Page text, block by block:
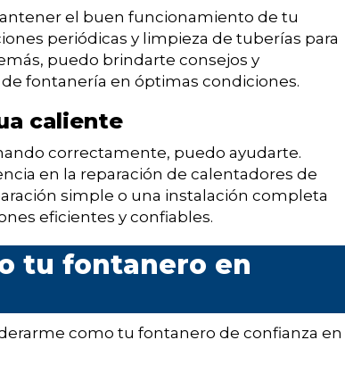
el buen funcionamiento de tu
periódicas y limpieza de tuberías para
puedo brindarte consejos y
fontanería en óptimas condiciones.
caliente
correctamente, puedo ayudarte.
en la reparación de calentadores de
simple o una instalación completa
eficientes y confiables.
tu fontanero en
como tu fontanero de confianza en